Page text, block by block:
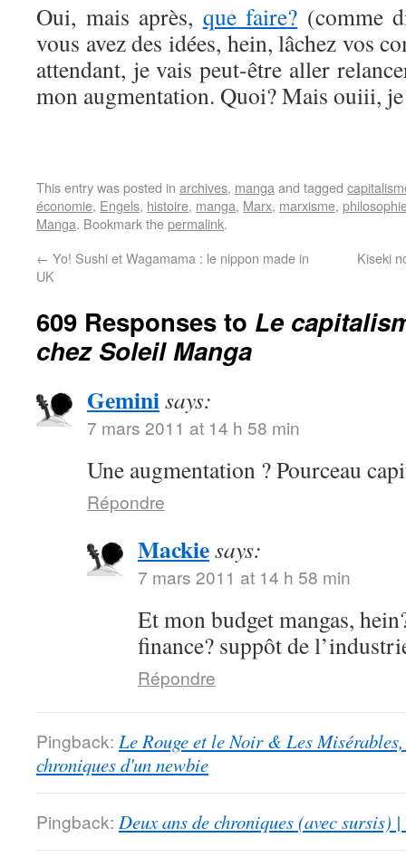
Oui, mais après, que faire? (comme
vous avez des idées, hein, lâchez vos
attendant, je vais peut-être aller
mon augmentation. Quoi? Mais ouiii,
This entry was posted in archives, manga and tagged
économie, Engels, histoire, manga, Marx, marxisme,
Manga. Bookmark thepermalink.
← Yo! Sushi et Wagamama : le nippon made in
UK
Kiseki
609 Responses to Le
chez Soleil Manga
Geminisays:
7 mars 2011 at 14 h 58 min
Une augmentation ? Pourceau
Répondre
Mackiesays:
7 mars 2011 at 14 h 58 min
Et mon budget mangas,
finance? suppôt de
Répondre
Pingback: Le Rouge et le Noir & Les
chroniques d'un newbie
Pingback: Deux ans de chroniques (avec sursis)